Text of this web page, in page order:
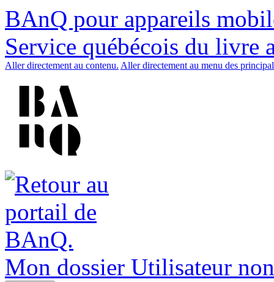
BAnQ pour appareils
Service québécois du livre
Aller directement au contenu. Aller directement au menu des
Mon dossier Utilisateur